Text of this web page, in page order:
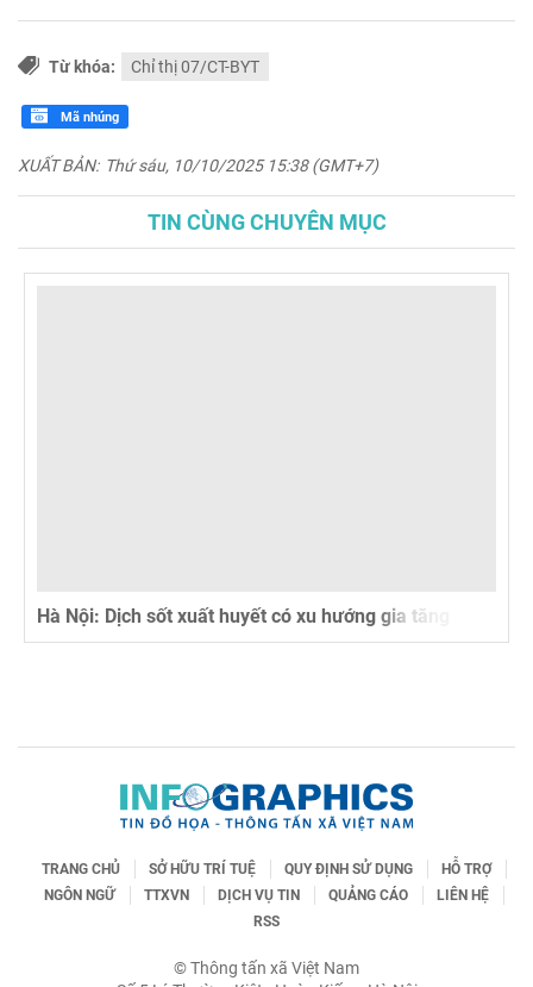
Từ khóa: Chỉ thị 07/CT-BYT
Mã nhúng
XUẤT BẢN: Thứ sáu, 10/10/2025 15:38 (GMT+7)
TIN CÙNG CHUYÊN MỤC
Hà Nội: Dịch sốt xuất huyết có xu hướng gia tăng
TRANG CHỦ SỞ HỮU TRÍ TUỆ QUY ĐỊNH SỬ DỤNG
HỖ TRỢ
NGÔN NGỮ
TTXVN DỊCH VỤ TIN QUẢNG CÁO
LIÊN HỆ
RSS
© Thông tấn xã Việt Nam